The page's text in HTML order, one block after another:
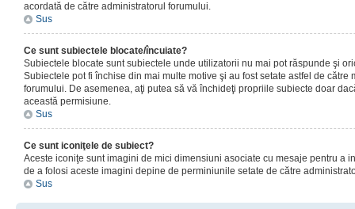
acordată de către administratorul forumului.
Sus
Ce sunt subiectele blocate/încuiate?
Subiectele blocate sunt subiectele unde utilizatorii nu mai pot răspunde şi
Subiectele pot fi închise din mai multe motive şi au fost setate astfel de către
forumului. De asemenea, aţi putea să vă închideţi propriile subiecte doar
această permisiune.
Sus
Ce sunt iconiţele de subiect?
Aceste iconiţe sunt imagini de mici dimensiuni asociate cu mesaje pentru a
de a folosi aceste imagini depine de perminiunile setate de către
Sus